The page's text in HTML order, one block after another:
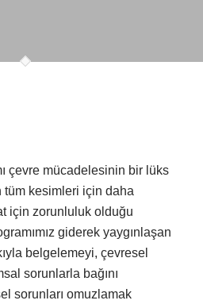
çevre mücadelesinin bir lüks
kesimleri için daha
için zorunluluk olduğu
giderek yaygınlaşan
belgelemeyi, çevresel
sorunlarla bağını
sorunları omuzlamak